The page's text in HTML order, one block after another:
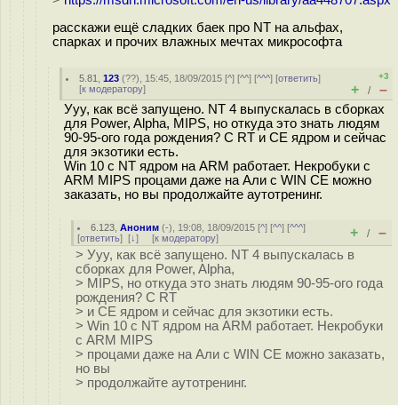
расскажи ещё сладких баек про NT на альфах,
спарках и прочих влажных мечтах микрософта
5.81 ,123 (??), 15:45, 18/09/2015 [^] [^^] [^^^] [ответить]
[к модератору]
+3
+ / –
Ууу, как всё запущено. NT 4 выпускалась в сборках
для Power, Alpha, MIPS, но откуда это знать людям
90-95-ого года рождения? С RT и CE ядром и сейчас
для экзотики есть.
Win 10 с NT ядром на ARM работает. Некробуки с
ARM MIPS процами даже на Али с WIN CE можно
заказать, но вы продолжайте аутотренинг.
6.123 ,Аноним (-), 19:08, 18/09/2015 [^] [^^] [^^^]
[ответить] [↓] [к модератору] + / –
> Ууу, как всё запущено. NT 4 выпускалась в
сборках для Power, Alpha,
> MIPS, но откуда это знать людям 90-95-ого года
рождения? С RT
> и CE ядром и сейчас для экзотики есть.
> Win 10 с NT ядром на ARM работает. Некробуки
с ARM MIPS
> процами даже на Али с WIN CE можно заказать,
но вы
> продолжайте аутотренинг.